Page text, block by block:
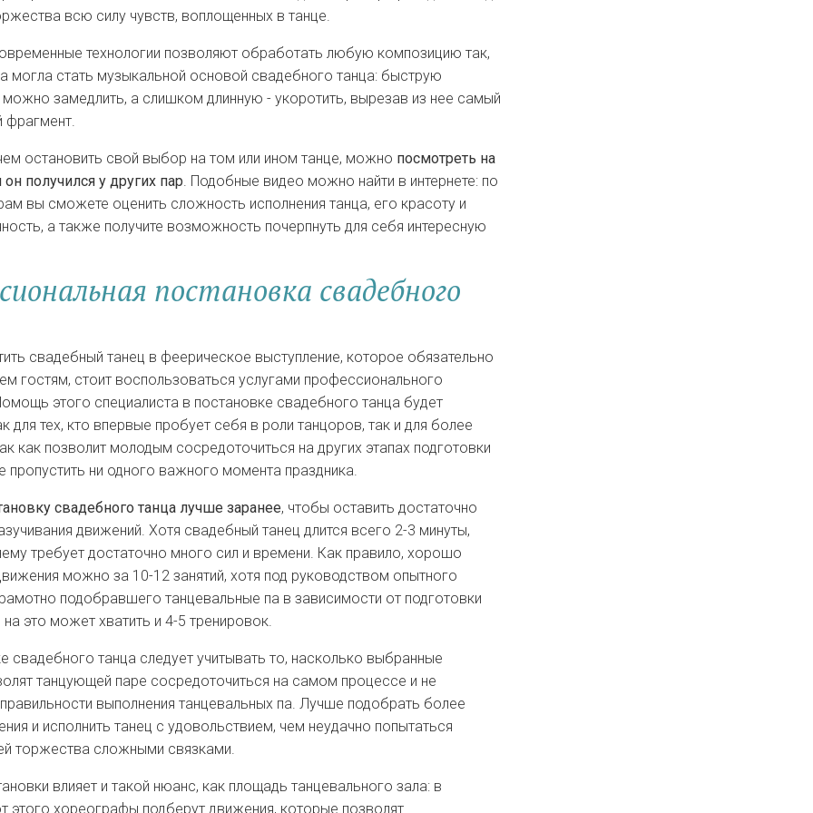
всю силу чувств, воплощенных в танце.
технологии позволяют обработать любую композицию так,
могла стать музыкальной основой свадебного танца: быструю
замедлить, а слишком длинную - укоротить, вырезав из нее самый
фрагмент.
остановить свой выбор на том или ином танце, можно посмотреть на
получился у других пар. Подобные видео можно найти в интернете: по
вы сможете оценить сложность исполнения танца, его красоту и
а также получите возможность почерпнуть для себя интересную
постановка свадебного
свадебный танец в феерическое выступление, которое обязательно
гостям, стоит воспользоваться услугами профессионального
этого специалиста в постановке свадебного танца будет
для тех, кто впервые пробует себя в роли танцоров, так и для более
как позволит молодым сосредоточиться на других этапах подготовки
пропустить ни одного важного момента праздника.
свадебного танца лучше заранее, чтобы оставить достаточно
движений. Хотя свадебный танец длится всего 2-3 минуты,
требует достаточно много сил и времени. Как правило, хорошо
можно за 10-12 занятий, хотя под руководством опытного
подобравшего танцевальные па в зависимости от подготовки
это может хватить и 4-5 тренировок.
свадебного танца следует учитывать то, насколько выбранные
танцующей паре сосредоточиться на самом процессе и не
выполнения танцевальных па. Лучше подобрать более
и исполнить танец с удовольствием, чем неудачно попытаться
торжества сложными связками.
влияет и такой нюанс, как площадь танцевального зала: в
этого хореографы подберут движения, которые позволят